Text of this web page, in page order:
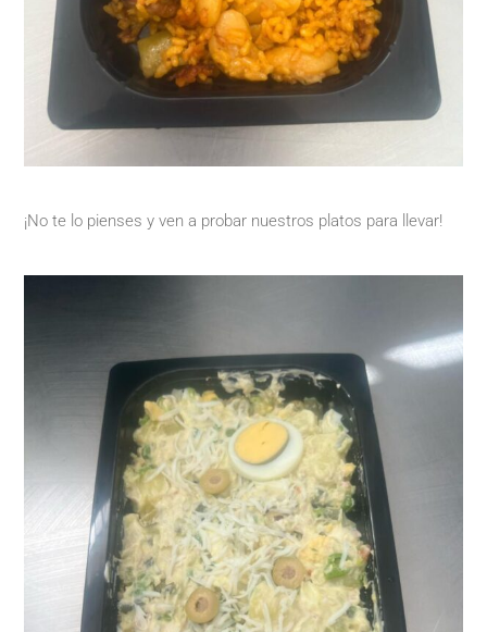
¡No te lo pienses y ven a probar nuestros platos para llevar!